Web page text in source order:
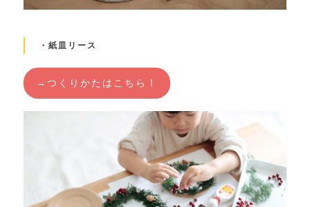
・紙皿リース
→つくりかたはこちら！